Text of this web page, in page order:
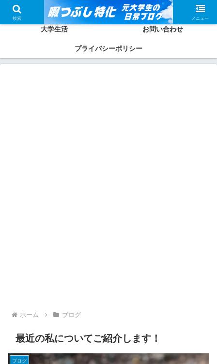
ホーム かしわってどんな人？
大学生活 お問い合わせ
プライバシーポリシー
ホーム ブログ
最近の私についてご紹介します！
ブログ
検索 メニュー